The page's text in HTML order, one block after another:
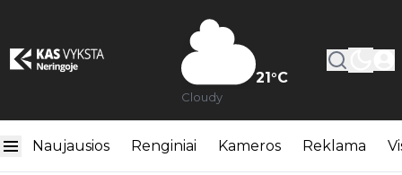
21°C
Cloudy
Naujausios Renginiai Kameros Reklama